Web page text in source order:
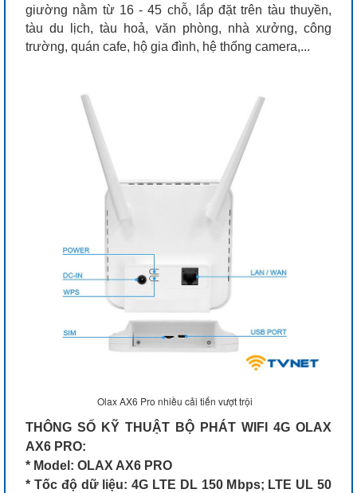
giường nằm từ 16 - 45 chỗ, lắp đặt trên tàu thuyền,
tàu du lịch, tàu hoả, văn phòng, nhà xưởng, công
trường, quán cafe, hộ gia đình, hệ thống camera,...
Olax AX6 Pro nhiều cải tiến vượt trội
THÔNG SỐ KỸ THUẬT BỘ PHÁT WIFI 4G OLAX
AX6 PRO:
* Model: OLAX AX6 PRO
* Tốc độ dữ liệu: 4G LTE DL 150 Mbps; LTE UL 50